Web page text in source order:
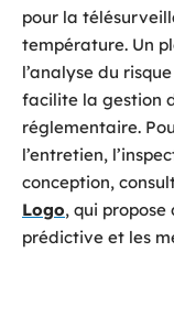
pour la
température. Un
l’analyse du
facilite la gestion
réglementaire.
l’entretien,
conception,
Logo, qui
prédictive et les